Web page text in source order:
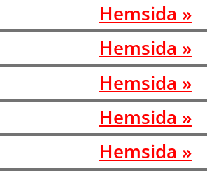
Hemsida »
Hemsida »
Hemsida »
Hemsida »
Hemsida »